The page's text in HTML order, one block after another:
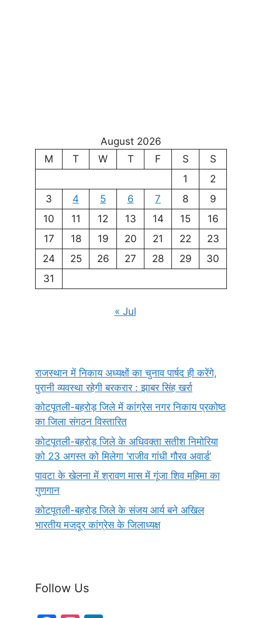
August 2026
M
T W T F S
S
1
2
3
4 5 6 7 8
9
10
11 12 13 14 15
16
17
18 19 20 21 22
23
24
25 26 27 28 29
30
31
« Jul
राजस्थान में निकाय अध्यक्षों का चुनाव पार्षद ही करेंगे,
पुरानी व्यवस्था रहेगी बरकरार : झाबर सिंह खर्रा
कोटपूतली-बहरोड़ जिले में कांग्रेस नगर निकाय प्रकोष्ठ
का जिला संगठन विस्तारित
कोटपूतली-बहरोड़ जिले के अधिवक्ता सतीश निमोरिया
को 23 अगस्त को मिलेगा ‘राजीव गांधी गौरव अवार्ड’
पावटा के खेलना में श्रावण मास में गूंजा शिव महिमा का
गुणगान
कोटपूतली-बहरोड़ जिले के संजय आर्य बने अखिल
भारतीय मजदूर कांग्रेस के जिलाध्यक्ष
Follow Us